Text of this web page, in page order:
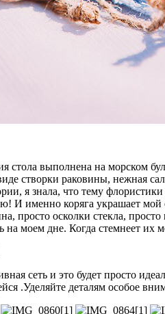
стола выполнена на морском
створки раковины, нежная
я знала, что тему
И именно коряга украшает мой
просто осколки стекла,
моем дне. Когда стемнеет
сеть и это будет просто
.Уделяйте деталям особое